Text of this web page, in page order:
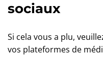
sociaux
Si cela vous a plu,
vos plateformes de